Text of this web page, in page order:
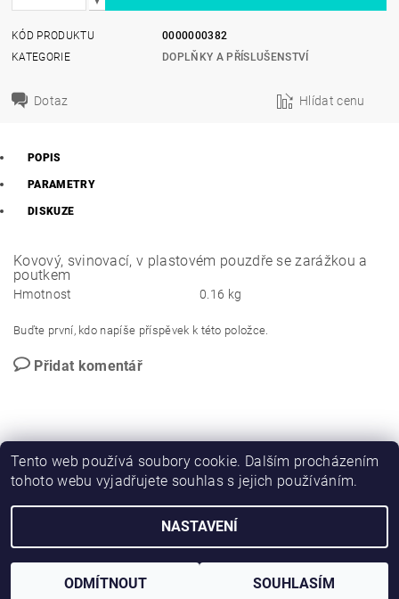
KÓD PRODUKTU
0000000382
KATEGORIE
DOPLŇKY A PŘÍSLUŠENSTVÍ
Dotaz Hlídat cenu
POPIS
PARAMETRY
DISKUZE
Kovový, svinovací, v plastovém pouzdře se zarážkou a
poutkem
Hmotnost 0.16 kg
Buďte první, kdo napíše příspěvek k této položce.
Přidat komentář
2026 © Novotný NOPO CB, všechna práva vyhrazena
Tento web používá soubory cookie. Dalším procházením
tohoto webu vyjadřujete souhlas s jejich používáním.
NASTAVENÍ
ODMÍTNOUT SOUHLASÍM